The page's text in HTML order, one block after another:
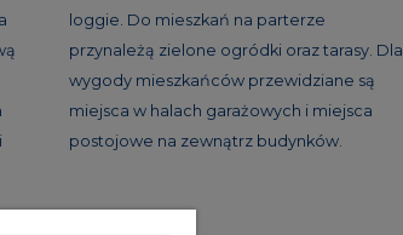
loggie. Do mieszkań na parterze
przynależą zielone ogródki oraz tarasy. Dla
wygody mieszkańców przewidziane są
miejsca w halach garażowych i miejsca
postojowe na zewnątrz budynków.